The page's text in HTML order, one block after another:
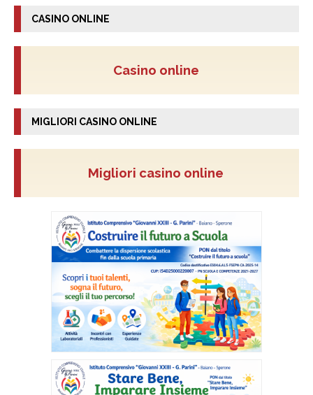
CASINO ONLINE
Casino online
MIGLIORI CASINO ONLINE
Migliori casino online